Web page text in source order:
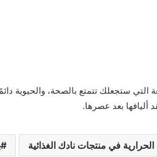
التي ستجعلك تتمتع بالصحة،
أليافها بعد عصرها.
في منتجات نادك الغذائية